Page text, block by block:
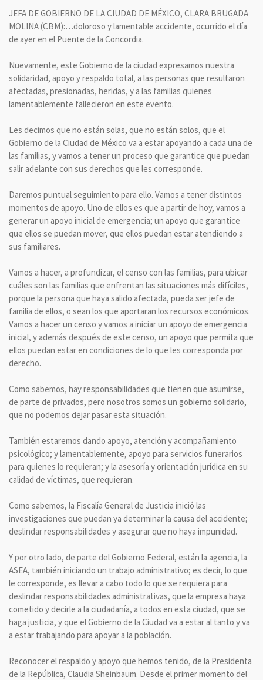
JEFA DE GOBIERNO DE LA CIUDAD DE MÉXICO, CLARA BRUGADA
MOLINA (CBM):…doloroso y lamentable accidente, ocurrido el día
de ayer en el Puente de la Concordia.
Nuevamente, este Gobierno de la ciudad expresamos nuestra
solidaridad, apoyo y respaldo total, a las personas que resultaron
afectadas, presionadas, heridas, y a las familias quienes
lamentablemente fallecieron en este evento.
Les decimos que no están solas, que no están solos, que el
Gobierno de la Ciudad de México va a estar apoyando a cada una de
las familias, y vamos a tener un proceso que garantice que puedan
salir adelante con sus derechos que les corresponde.
Daremos puntual seguimiento para ello. Vamos a tener distintos
momentos de apoyo. Uno de ellos es que a partir de hoy, vamos a
generar un apoyo inicial de emergencia; un apoyo que garantice
que ellos se puedan mover, que ellos puedan estar atendiendo a
sus familiares.
Vamos a hacer, a profundizar, el censo con las familias, para ubicar
cuáles son las familias que enfrentan las situaciones más difíciles,
porque la persona que haya salido afectada, pueda ser jefe de
familia de ellos, o sean los que aportaran los recursos económicos.
Vamos a hacer un censo y vamos a iniciar un apoyo de emergencia
inicial, y además después de este censo, un apoyo que permita que
ellos puedan estar en condiciones de lo que les corresponda por
derecho.
Como sabemos, hay responsabilidades que tienen que asumirse,
de parte de privados, pero nosotros somos un gobierno solidario,
que no podemos dejar pasar esta situación.
También estaremos dando apoyo, atención y acompañamiento
psicológico; y lamentablemente, apoyo para servicios funerarios
para quienes lo requieran; y la asesoría y orientación jurídica en su
calidad de víctimas, que requieran.
Como sabemos, la Fiscalía General de Justicia inició las
investigaciones que puedan ya determinar la causa del accidente;
deslindar responsabilidades y asegurar que no haya impunidad.
Y por otro lado, de parte del Gobierno Federal, están la agencia, la
ASEA, también iniciando un trabajo administrativo; es decir, lo que
le corresponde, es llevar a cabo todo lo que se requiera para
deslindar responsabilidades administrativas, que la empresa haya
cometido y decirle a la ciudadanía, a todos en esta ciudad, que se
haga justicia, y que el Gobierno de la Ciudad va a estar al tanto y va
a estar trabajando para apoyar a la población.
Reconocer el respaldo y apoyo que hemos tenido, de la Presidenta
de la República, Claudia Sheinbaum. Desde el primer momento del